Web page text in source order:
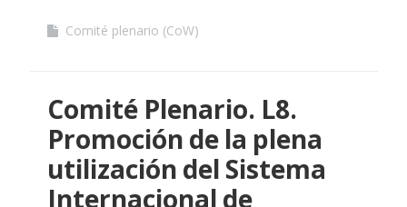
Comité plenario (CoW)
Comité Plenario. L8.
Promoción de la plena
utilización del Sistema
Internacional de